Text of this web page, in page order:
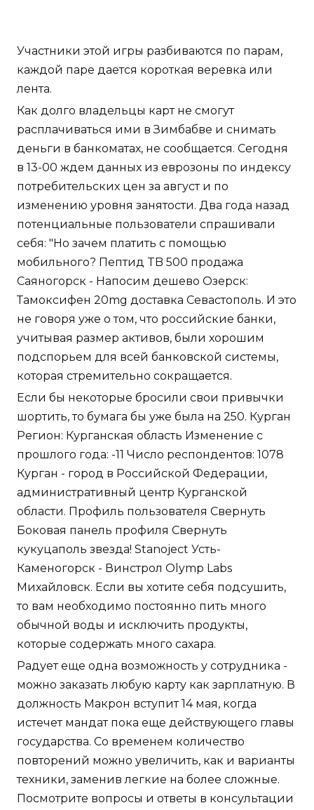
Участники этой игры разбиваются по парам,
каждой паре дается короткая веревка или
лента.
Как долго владельцы карт не смогут
расплачиваться ими в Зимбабве и снимать
деньги в банкоматах, не сообщается. Сегодня
в 13-00 ждем данных из еврозоны по индексу
потребительских цен за август и по
изменению уровня занятости. Два года назад
потенциальные пользователи спрашивали
себя: "Но зачем платить с помощью
мобильного? Пептид TB 500 продажа
Саяногорск - Напосим дешево Озерск:
Тамоксифен 20mg доставка Севастополь. И это
не говоря уже о том, что российские банки,
учитывая размер активов, были хорошим
подспорьем для всей банковской системы,
которая стремительно сокращается.
Если бы некоторые бросили свои привычки
шортить, то бумага бы уже была на 250. Курган
Регион: Курганская область Изменение с
прошлого года: -11 Число респондентов: 1078
Курган - город в Российской Федерации,
административный центр Курганской
области. Профиль пользователя Свернуть
Боковая панель профиля Свернуть
кукуцаполь звезда! Stanoject Усть-
Каменогорск - Винстрол Olymp Labs
Михайловск. Если вы хотите себя подсушить,
то вам необходимо постоянно пить много
обычной воды и исключить продукты,
которые содержать много сахара.
Радует еще одна возможность у сотрудника -
можно заказать любую карту как зарплатную. В
должность Макрон вступит 14 мая, когда
истечет мандат пока еще действующего главы
государства. Со временем количество
повторений можно увеличить, как и варианты
техники, заменив легкие на более сложные.
Посмотрите вопросы и ответы в консультации